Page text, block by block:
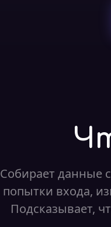
Собирает данные
попытки входа,
Подсказывает,